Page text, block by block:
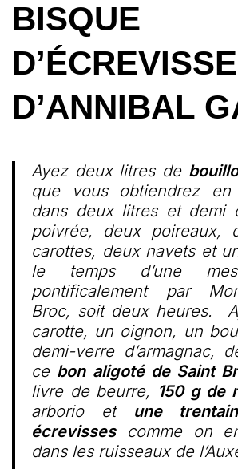
BISQUE
D’ANNIBAL
Ayez deux litres de
que vous obtiendrez en
dans deux litres et demi
poivrée, deux poireaux,
carottes, deux navets et
le temps d’une
pontificalement par
Broc, soit deux heures.
carotte, un oignon, un
demi-verre d’armagnac,
ce bon aligoté de Saint
livre de beurre, 150 g de
arborio et une
écrevissescomme on
dans les ruisseaux de